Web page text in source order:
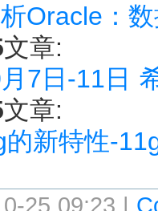
析Oracle：
文章:
7日-11日
文章:
的新特性-
25 09:23 |